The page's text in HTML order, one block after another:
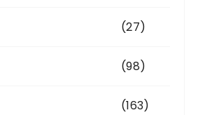
(27)
(98)
(163)